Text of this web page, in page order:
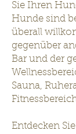
Sie Ihren
Hunde sind
überall
gegenüber
Bar und der
Sauna,
Entdecken